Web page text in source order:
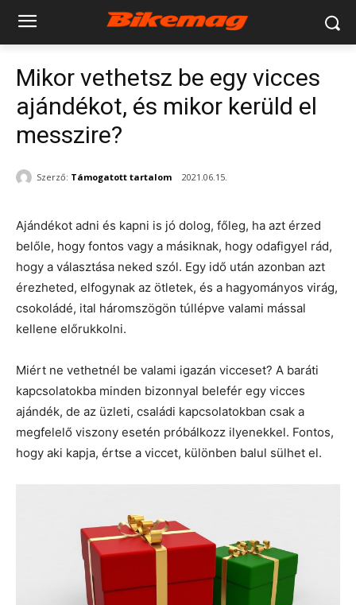
Mikor vethetsz be egy vicces
ajándékot, és mikor kerüld el
messzire?
Szerző: Támogatott tartalom 2021.06.15.
Ajándékot adni és kapni is jó dolog, főleg, ha azt érzed
belőle, hogy fontos vagy a másiknak, hogy odafigyel rád,
hogy a választása neked szól. Egy idő után azonban azt
érezheted, elfogynak az ötletek, és a hagyományos virág,
csokoládé, ital háromszögön túllépve valami mással
kellene előrukkolni.
Miért ne vethetnél be valami igazán vicceset? A baráti
kapcsolatokba minden bizonnyal belefér egy vicces
ajándék, de az üzleti, családi kapcsolatokban csak a
megfelelő viszony esetén próbálkozz ilyenekkel. Fontos,
hogy aki kapja, értse a viccet, különben balul sülhet el.